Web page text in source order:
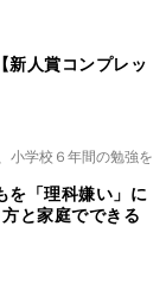
新人賞コンプレッ
小学校６年間の勉強を
「理科嫌い」に
と家庭でできる